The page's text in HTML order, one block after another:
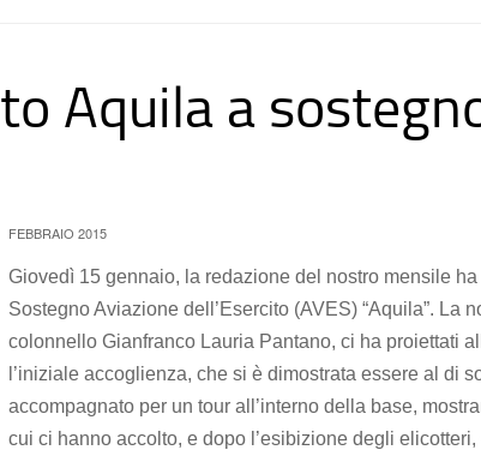
Aquila a
FEBBRAIO 2015
Giovedì 15 gennaio, la redazione del nostro mensile
Sostegno Aviazione dell’Esercito (AVES) “Aquila”. La
colonnello Gianfranco Lauria Pantano, ci ha proiettati
l’iniziale accoglienza, che si è dimostrata essere al di
accompagnato per un tour all’interno della base,
cui ci hanno accolto, e dopo l’esibizione degli